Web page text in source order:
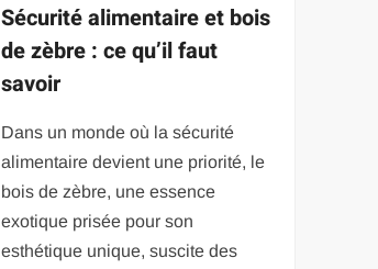
Sécurité alimentaire et bois
de zèbre : ce qu’il faut
savoir
Dans un monde où la sécurité
alimentaire devient une priorité, le
bois de zèbre, une essence
exotique prisée pour son
esthétique unique, suscite des